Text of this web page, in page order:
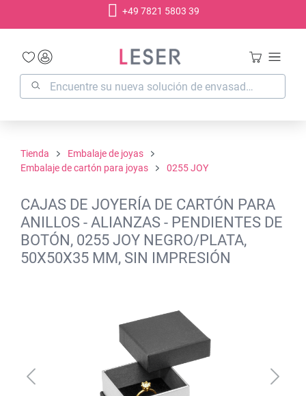
+49 7821 5803 39
Tienda
Embalaje de joyas
Embalaje de cartón para joyas
0255 JOY
CAJAS DE JOYERÍA DE CARTÓN PARA
ANILLOS - ALIANZAS - PENDIENTES DE
BOTÓN, 0255 JOY NEGRO/PLATA,
50X50X35 MM, SIN IMPRESIÓN